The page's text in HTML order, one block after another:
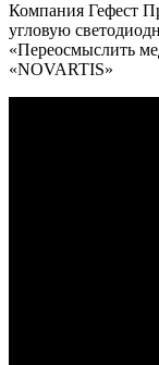
Компания Гефест
угловую
«Переосмыслить
«NOVARTIS»